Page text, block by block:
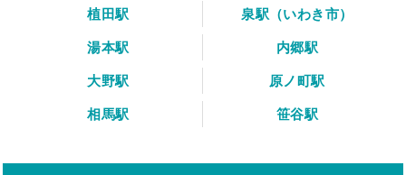
植田駅
泉駅（いわき市）
湯本駅
内郷駅
大野駅
原ノ町駅
相馬駅
笹谷駅